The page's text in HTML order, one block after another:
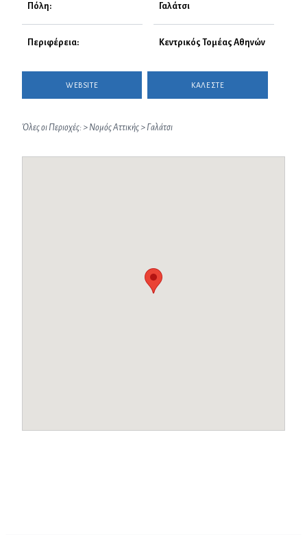
Πόλη: Γαλάτσι
Περιφέρεια: Κεντρικός Τομέας Αθηνών
WEBSITE ΚΑΛΕΣΤΕ
Όλες οι Περιοχές:> Νομός Αττικής> Γαλάτσι